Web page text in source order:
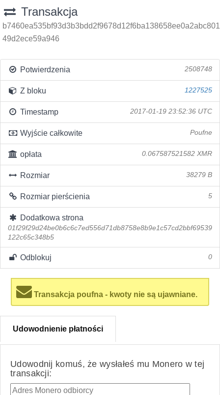
Transakcja
b7460ea535bf93d3b3bdd2f9678d12f6ba138658ee0a2abc801
49d2ece59a946
Potwierdzenia 2508748
Z bloku 1227525
Timestamp 2017-01-19 23:52:36 UTC
Wyjście całkowite Poufne
opłata 0.067587521582 XMR
Rozmiar 38279 B
Rozmiar pierścienia 5
Dodatkowa strona
01f29f29d24be0b6c6c7ed556d71db8758e8b9e1c57cd2bbf69539
122c65c348b5
Odblokuj 0
Transakcja poufna - kwoty nie są ujawniane.
Udowodnienie płatności
Udowodnij komuś, że wysłałeś mu Monero w tej
transakcji: